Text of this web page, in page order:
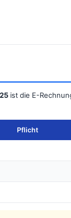
ist die E-
Pflicht